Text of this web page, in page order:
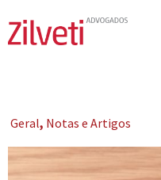
Geral, Notas e Artigos